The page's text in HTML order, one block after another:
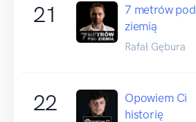
21
7 metrów pod
ziemią
Rafał Gębura
22
Opowiem Ci
historię